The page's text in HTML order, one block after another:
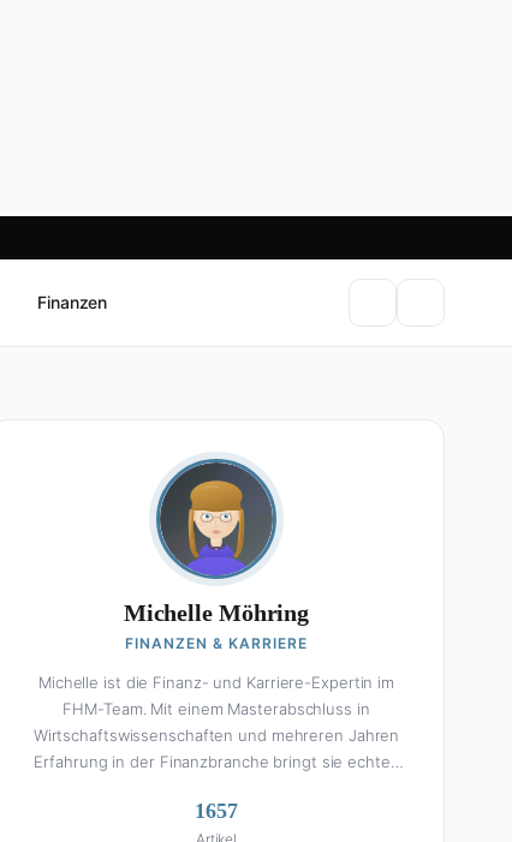
Finanzen
Michelle Möhring
FINANZEN & KARRIERE
Michelle ist die Finanz- und Karriere-Expertin im
FHM-Team. Mit einem Masterabschluss in
Wirtschaftswissenschaften und mehreren Jahren
Erfahrung in der Finanzbranche bringt sie echtes
Bei Michelle klingt Altersvorsorge nicht wie eine
1657